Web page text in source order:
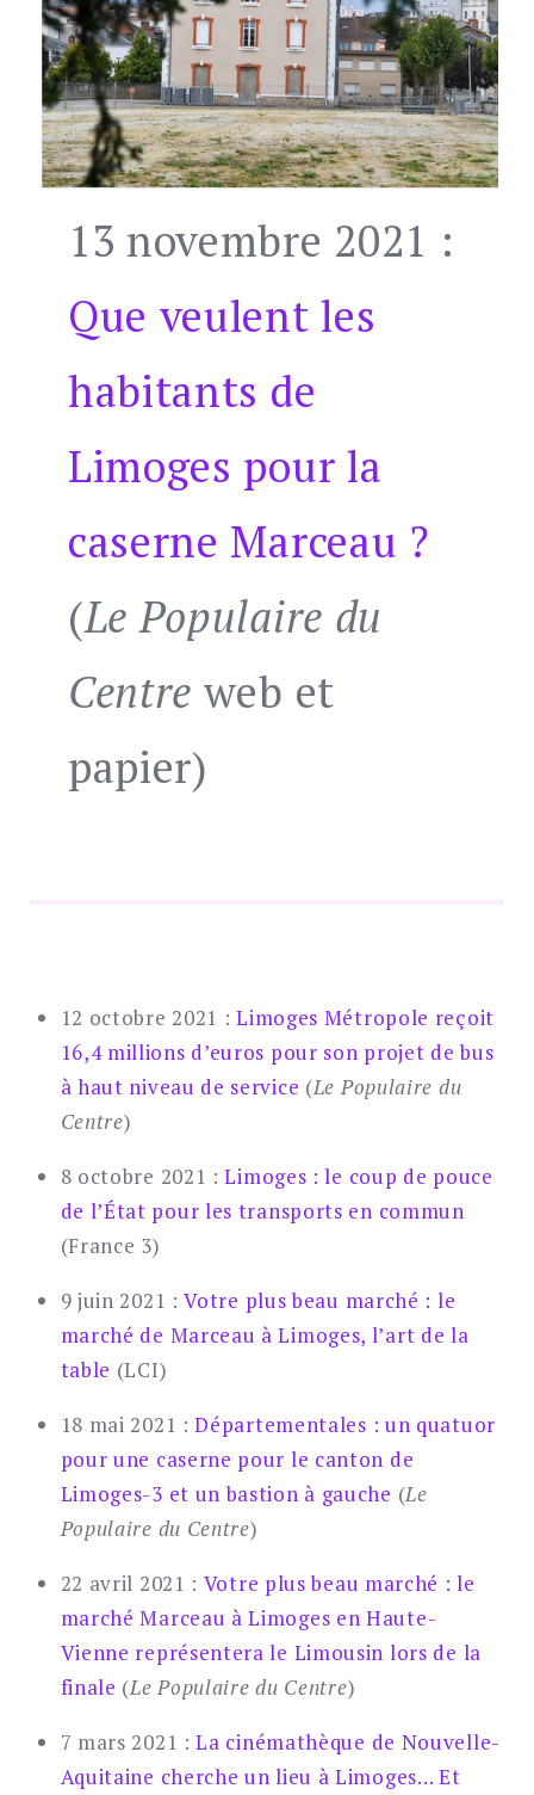
13 novembre 2021 :
Que veulent les
habitants de
Limoges pour la
caserne Marceau ?
(Le Populaire du
Centre web et
papier)
12 octobre 2021 :Limoges Métropole reçoit
16,4 millions d’euros pour son projet de bus
à haut niveau de service (Le Populaire du
Centre)
8 octobre 2021 :Limoges : le coup de pouce
de l’État pour les transports en commun
(France 3)
9 juin 2021 :Votre plus beau marché : le
marché de Marceau à Limoges, l’art de la
table (LCI)
18 mai 2021 :Départementales : un quatuor
pour une caserne pour le canton de
Limoges-3 et un bastion à gauche (Le
Populaire du Centre)
22 avril 2021 : Votre plus beau marché : le
marché Marceau à Limoges en Haute-
Vienne représentera le Limousin lors de la
finale (Le Populaire du Centre)
7 mars 2021 :La cinémathèque de Nouvelle-
Aquitaine cherche un lieu à Limoges… Et